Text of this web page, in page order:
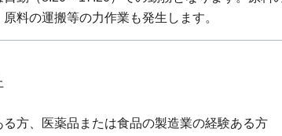
料の運搬等の力作業も発生します。
方、医薬品または食品の製造業の経験ある方